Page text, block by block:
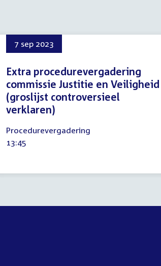
7 sep 2023
Extra procedurevergadering
commissie Justitie en Veiligheid
(groslijst controversieel
verklaren)
september
2023
Procedurevergadering
Tijd
13:45